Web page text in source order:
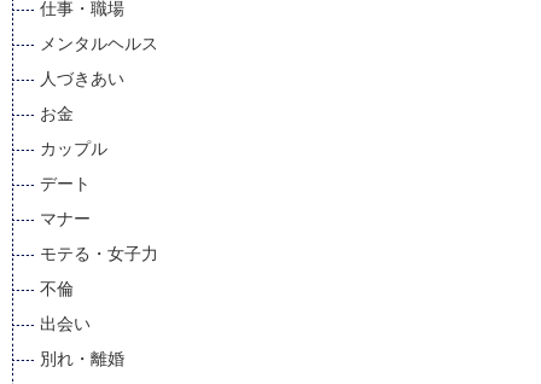
仕事・職場
メンタルヘルス
人づきあい
お金
カップル
デート
マナー
モテる・女子力
不倫
出会い
別れ・離婚